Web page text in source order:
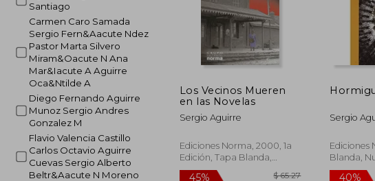
Santiago
Carmen Caro Samada
Sergio Fern&Aacute Ndez
Pastor Marta Silvero
Miram&Oacute N Ana
Mar&Iacute A Aguirre
Oca&Ntilde A
Diego Fernando Aguirre
Munoz Sergio Andres
Gonzalez M
Flavio Valencia Castillo
Carlos Octavio Aguirre
Cuevas Sergio Alberto
Beltr&Aacute N Moreno
Los Vecinos Mueren
en las Novelas
Sergio Aguirre
Ediciones Norma, 2000, 1a
Edición, Tapa Blanda,
Nuevo
Sergio
Ediciones
Blanda,